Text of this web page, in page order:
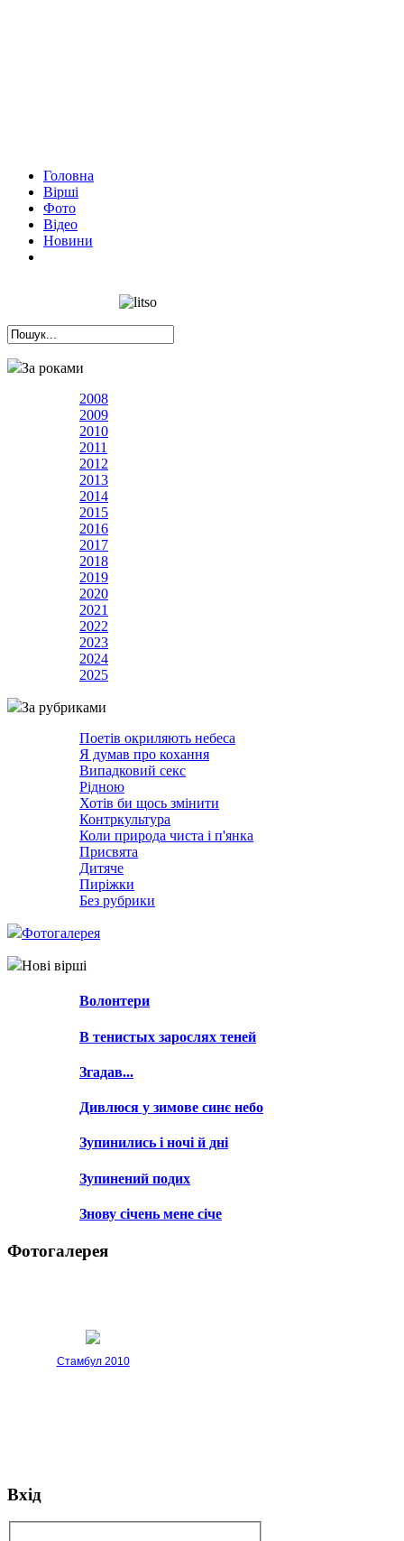
Головна
Вірші
Фото
Відео
Новини
За роками
2008
2009
2010
2011
2012
2013
2014
2015
2016
2017
2018
2019
2020
2021
2022
2023
2024
2025
За рубриками
Поетів окриляють небеса
Я думав про кохання
Випадковий секс
Рідною
Хотів би щось змінити
Контркультура
Коли природа чиста і п'янка
Присвята
Дитяче
Пиріжки
Без рубрики
Фотогалерея
Нові вірші
Волонтери
В тенистых зарослях теней
Згадав...
Дивлюся у зимове синє небо
Зупинились і ночі й дні
Зупинений подих
Знову січень мене січе
Фотогалерея
Вхід